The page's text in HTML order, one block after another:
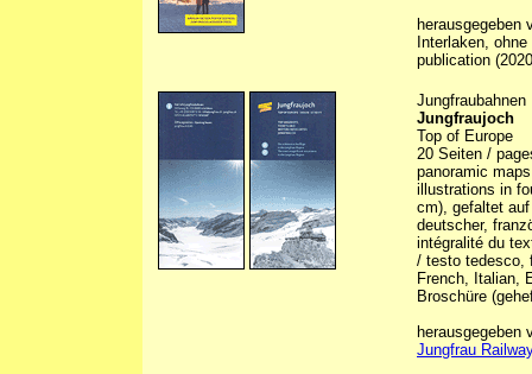
herausgegeben
Interlaken,
publication
Jungfraubahnen
Jungfraujoch
Top of Europe
20 Seiten /
panoramic
illustrations in
cm), gefaltet
deutscher,
intégralité du
/ testo tedesco,
French, Italian,
Broschüre
Jungfrau